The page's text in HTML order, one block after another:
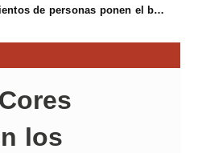
Cientos de personas ponen el broche final a las fiestas de La Salud de Lieres con la tradicional merienda
los